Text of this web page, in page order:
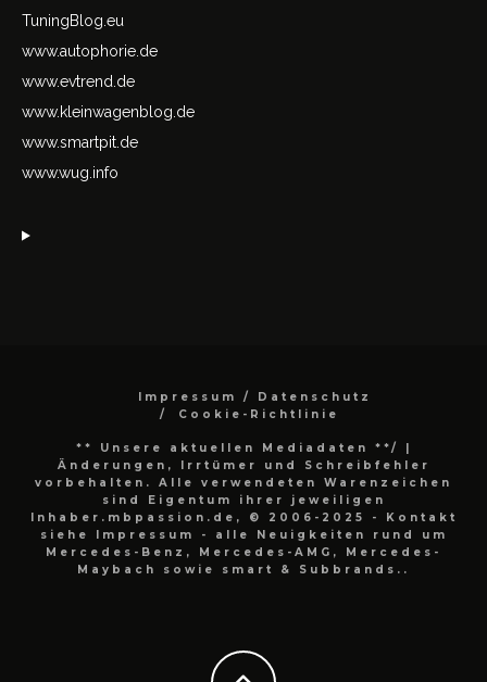
TuningBlog.eu
www.autophorie.de
www.evtrend.de
www.kleinwagenblog.de
www.smartpit.de
www.wug.info
Impressum / Datenschutz
Cookie-Richtlinie
** Unsere aktuellen Mediadaten **/
|
Änderungen, Irrtümer und Schreibfehler
vorbehalten. Alle verwendeten Warenzeichen
sind Eigentum ihrer jeweiligen
Inhaber.mbpassion.de, © 2006-2025 - Kontakt
siehe Impressum - alle Neuigkeiten rund um
Mercedes-Benz, Mercedes-AMG, Mercedes-
Maybach sowie smart & Subbrands..